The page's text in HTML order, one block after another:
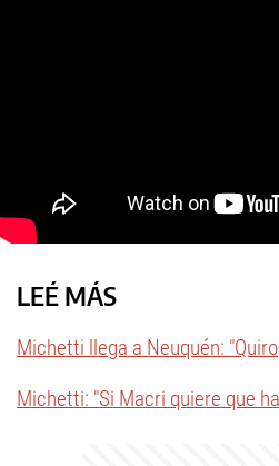
LEÉ MÁS
Michetti llega a Neuquén:
Michetti: "Si Macri quiere que